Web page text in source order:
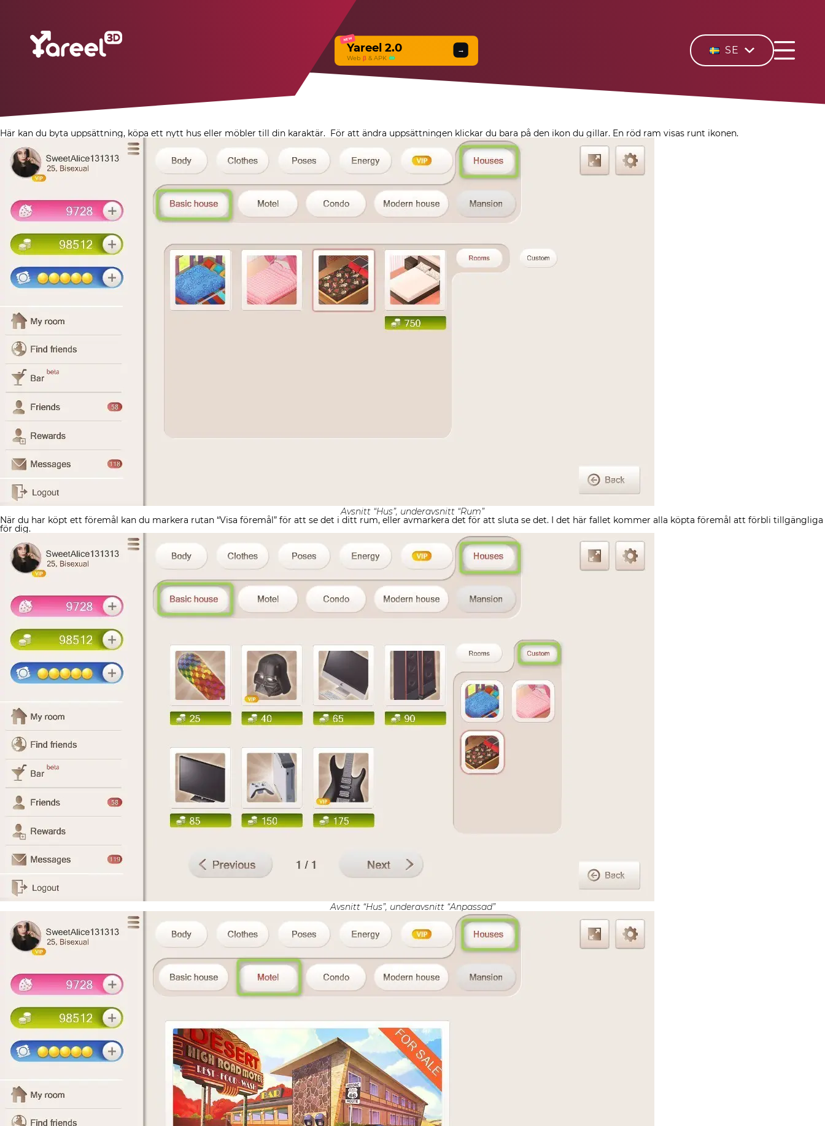
NEW
Yareel 2.0
Web β & APK
→ SE
Här kan du byta uppsättning, köpa ett nytt hus eller möbler till din karaktär. För att ändra uppsättningen klickar du bara på den ikon du gillar. En röd ram visas runt ikonen.
Avsnitt “Hus”, underavsnitt “Rum”
När du har köpt ett föremål kan du markera rutan “Visa föremål” för att se det i ditt rum, eller avmarkera det för att sluta se det. I det här fallet kommer alla köpta föremål att förbli tillgängliga
för dig.
Avsnitt “Hus”, underavsnitt “Anpassad”